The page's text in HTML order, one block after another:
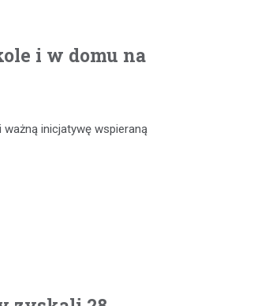
i w domu na
ważną inicjatywę wspieraną